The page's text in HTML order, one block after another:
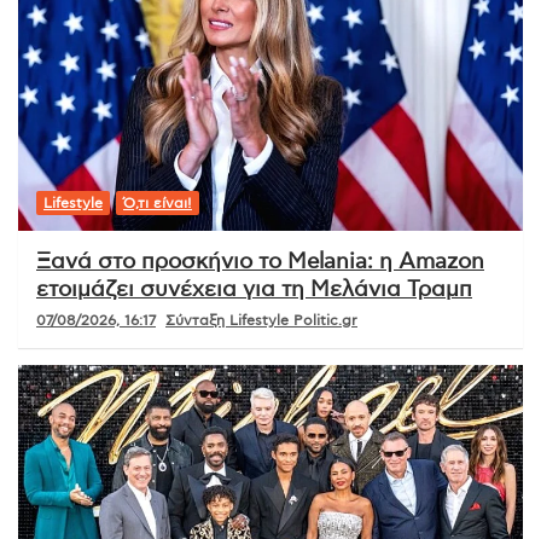
Lifestyle Ό,τι είναι!
Ξανά στο προσκήνιο το Melania: η Amazon
ετοιμάζει συνέχεια για τη Μελάνια Τραμπ
07/08/2026, 16:17 Σύνταξη Lifestyle Politic.gr